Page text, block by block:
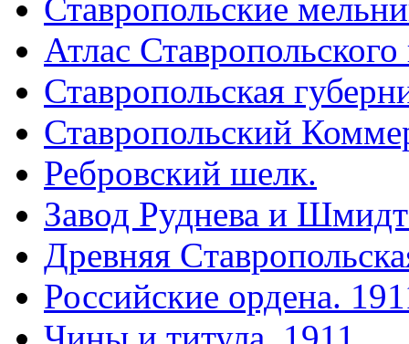
Ставропольские
Атлас
Ставропольская
Ставропольский
Ребровский шелк.
Завод Руднева и
Древняя
Российские ордена.